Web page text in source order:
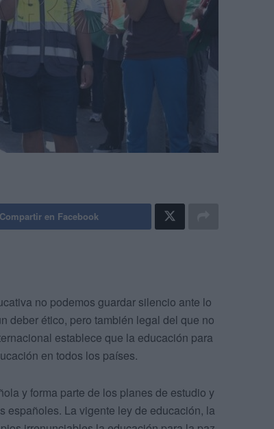
Compartir en Facebook
no podemos guardar silencio ante lo
deber ético, pero también legal del que no
establece que la educación para
en todos los países.
y forma parte de los planes de estudio y
españoles. La vigente ley de educación, la